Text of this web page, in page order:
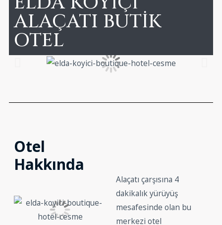
ALAÇATI BUTIK
OTEL
Otel
Hakkında
Alaçatı çarşısına 4
dakikalık yürüyüş
mesafesinde olan bu
merkezi otel